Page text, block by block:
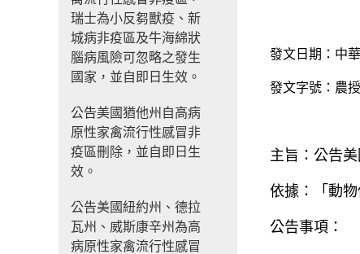
瑞士為小反芻獸疫、新
城病非疫區及牛海綿狀
腦病風險可忽略之發生
國家，並自即日生效。
公告美國猶他州自高病
原性家禽流行性感冒非
疫區刪除，並自即日生
效。
公告美國紐約州、德拉
瓦州、威斯康辛州為高
病原性家禽流行性感冒
發文日期：中
發文字號：農
主旨：公告
依據：「動
公告事項：